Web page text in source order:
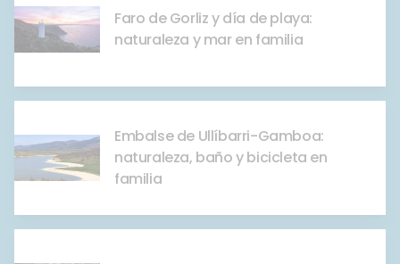
Faro de Gorliz y día de playa:
naturaleza y mar en familia
Embalse de Ullíbarri-Gamboa:
naturaleza, baño y bicicleta en
familia